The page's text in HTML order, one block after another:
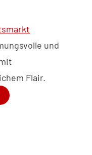
und
Flair.